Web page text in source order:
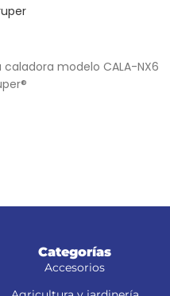
caladora modelo CALA-NX6
Categorías
Accesorios